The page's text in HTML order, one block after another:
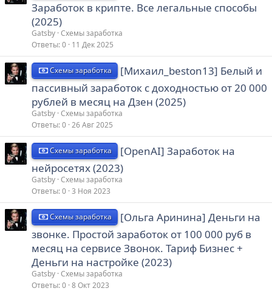
Заработок в крипте. Все легальные способы
(2025)
Gatsby Схемы заработка
Ответы 0 11 Дек 2025
Схемы заработка
[Михаил_beston13] Белый и
пассивный заработок с доходностью от 20 000
рублей в месяц на Дзен (2025)
Gatsby Схемы заработка
Ответы 0 26 Авг 2025
Схемы заработка
[OpenAI] Заработок на
нейросетях (2023)
Gatsby Схемы заработка
Ответы 0 3 Ноя 2023
Схемы заработка
[Ольга Аринина] Деньги на
звонке. Простой заработок от 100 000 руб в
месяц на сервисе Звонок. Тариф Бизнес +
Деньги на настройке (2023)
Gatsby Схемы заработка
Ответы 0 8 Окт 2023